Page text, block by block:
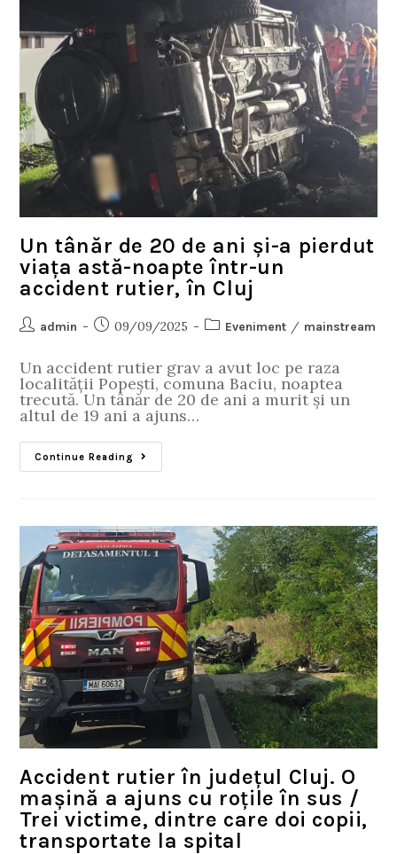
Un tânăr de 20 de ani și-a pierdut
viața astă-noapte într-un
accident rutier, în Cluj
admin 09/09/2025 Eveniment / mainstream
Un accident rutier grav a avut loc pe raza
localității Popești, comuna Baciu, noaptea
trecută. Un tânăr de 20 de ani a murit și un
altul de 19 ani a ajuns…
Continue Reading
Accident rutier în județul Cluj. O
mașină a ajuns cu roțile în sus /
Trei victime, dintre care doi copii,
transportate la spital